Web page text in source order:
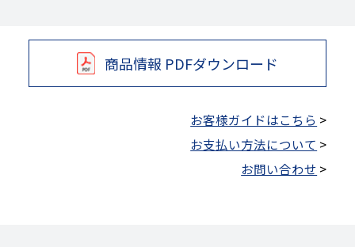
商品情報 PDFダウンロード
お客様ガイドはこちら >
お支払い方法について >
お問い合わせ >